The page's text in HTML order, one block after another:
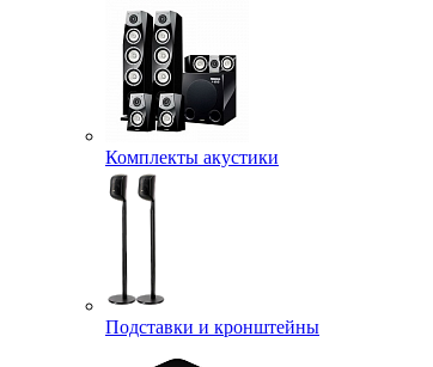
Комплекты акустики
Подставки и кронштейны